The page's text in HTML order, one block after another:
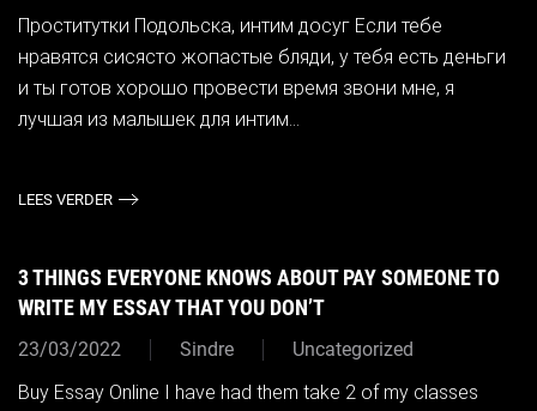
Проститутки Подольска, интим досуг Если тебе
нравятся сисясто жопастые бляди, у тебя есть деньги
и ты готов хорошо провести время звони мне, я
лучшая из малышек для интим...
LEES VERDER
3 THINGS EVERYONE KNOWS ABOUT PAY SOMEONE TO
WRITE MY ESSAY THAT YOU DON’T
23/03/2022 Sindre
Uncategorized
Buy Essay Online I have had them take 2 of my classes